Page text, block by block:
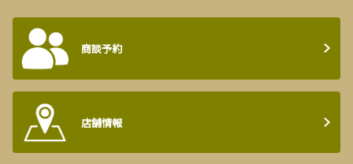
商談予約
店舗情報